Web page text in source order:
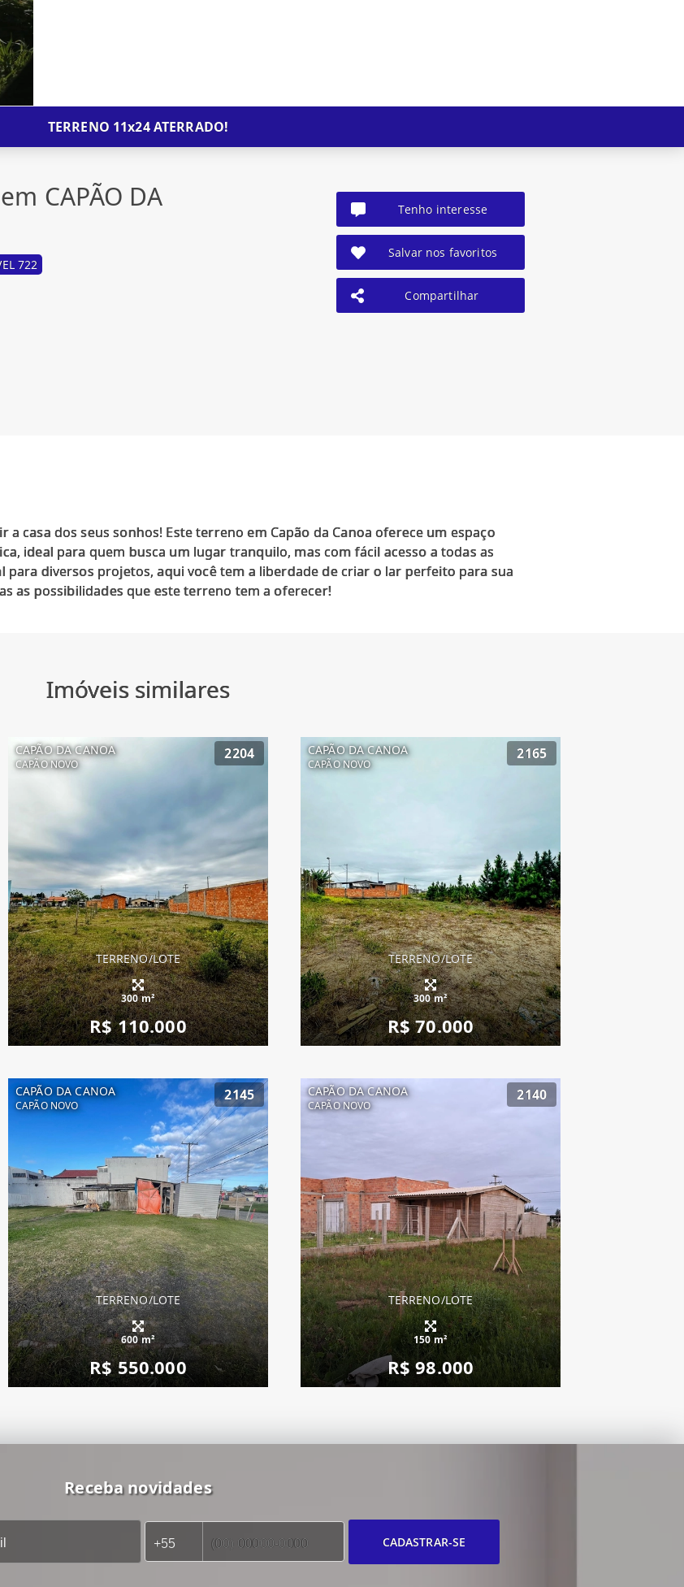
TERRENO 11x24 ATERRADO!
CAPÃO DA
722
Tenho interesse
Salvar nos favoritos
Compartilhar
casa dos seus sonhos! Este terreno em Capão da Canoa oferece um espaço
ideal para quem busca um lugar tranquilo, mas com fácil acesso a todas as
para diversos projetos, aqui você tem a liberdade de criar o lar perfeito para sua
família. Venha conhecer e visualize todas as possibilidades que este terreno tem a oferecer!
Imóveis similares
CAPÃO DA CANOA
CAPÃO NOVO
2204
TERRENO/LOTE
300 m²
R$ 110.000
CAPÃO DA CANOA
CAPÃO NOVO
2165
TERRENO/LOTE
300 m²
R$ 70.000
CAPÃO DA CANOA
CAPÃO NOVO
2145
TERRENO/LOTE
600 m²
R$ 550.000
CAPÃO DA CANOA
CAPÃO NOVO
2140
TERRENO/LOTE
150 m²
R$ 98.000
Receba novidades
CADASTRAR-SE